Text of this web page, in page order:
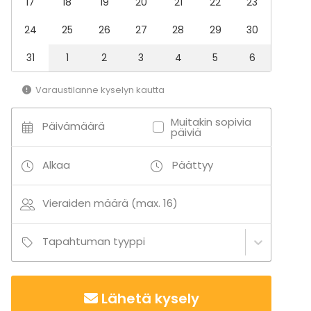
24
25 26 27 28 29
30
31
1 2 3 4 5 6
Varaustilanne kyselyn kautta
Päivämäärä Muitakin sopivia
päiviä
Alkaa Päättyy
Vieraiden määrä (max. 16)
Tapahtuman tyyppi
Lähetä kysely